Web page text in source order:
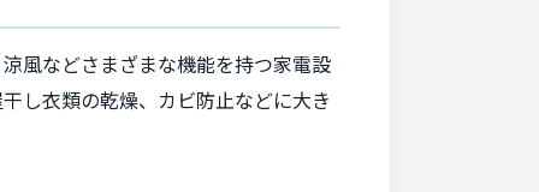
風などさまざまな機能を持つ家電設
し衣類の乾燥、カビ防止などに大き